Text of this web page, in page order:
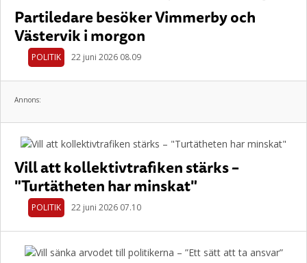
Partiledare besöker Vimmerby och
Västervik i morgon
POLITIK 22 juni 2026 08.09
Annons:
Vill att kollektivtrafiken stärks –
"Turtätheten har minskat"
POLITIK 22 juni 2026 07.10